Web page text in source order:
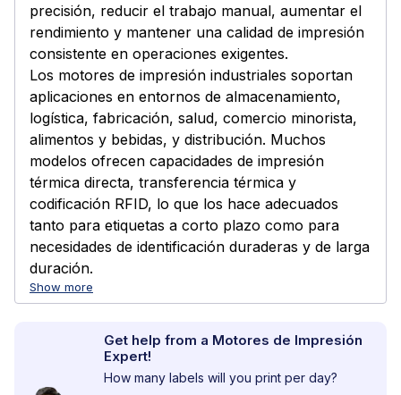
precisión, reducir el trabajo manual, aumentar el
rendimiento y mantener una calidad de impresión
consistente en operaciones exigentes.
Los motores de impresión industriales soportan
aplicaciones en entornos de almacenamiento,
logística, fabricación, salud, comercio minorista,
alimentos y bebidas, y distribución. Muchos
modelos ofrecen capacidades de impresión
térmica directa, transferencia térmica y
codificación RFID, lo que los hace adecuados
tanto para etiquetas a corto plazo como para
necesidades de identificación duraderas y de larga
duración.
Show more
Get help from a Motores de Impresión
Expert!
How many labels will you print per day?